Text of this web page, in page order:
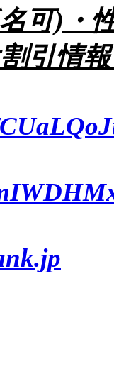
可)・
引情